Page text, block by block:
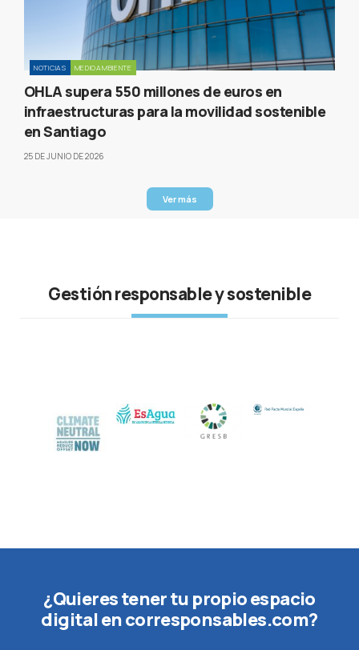
NOTICIAS MEDIOAMBIENTE
OHLA supera 550 millones de euros en
infraestructuras para la movilidad sostenible
en Santiago
25 DE JUNIO DE 2026
Ver más
Gestión responsable y sostenible
¿Quieres tener tu propio espacio
digital en corresponsables.com?